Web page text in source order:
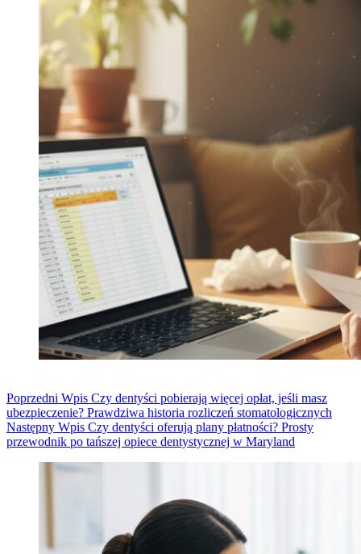
Poprzedni Wpis Czy dentyści pobierają więcej opłat, jeśli masz
ubezpieczenie? Prawdziwa historia rozliczeń stomatologicznych
Następny Wpis Czy dentyści oferują plany płatności? Prosty
przewodnik po tańszej opiece dentystycznej w Maryland